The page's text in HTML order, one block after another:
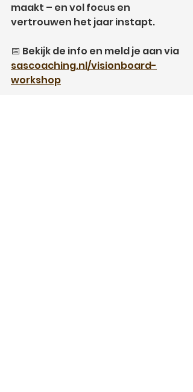
maakt – en vol focus en
vertrouwen het jaar instapt.
📅 Bekijk de info en meld je aan via
sascoaching.nl/visionboard-
workshop